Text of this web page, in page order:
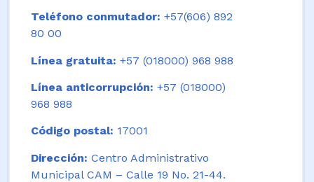
Teléfono conmutador: +57(606) 892
80 00
Línea gratuita: +57 (018000) 968 988
Línea anticorrupción: +57 (018000)
968 988
Código postal: 17001
Dirección: Centro Administrativo
Municipal CAM – Calle 19 No. 21-44.